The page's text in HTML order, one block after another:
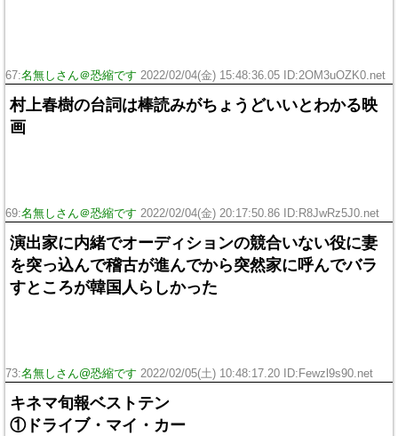
67:名無しさん＠恐縮です 2022/02/04(金) 15:48:36.05 ID:2OM3uOZK0.net
村上春樹の台詞は棒読みがちょうどいいとわかる映
画
69:名無しさん＠恐縮です 2022/02/04(金) 20:17:50.86 ID:R8JwRz5J0.net
演出家に内緒でオーディションの競合いない役に妻
を突っ込んで稽古が進んでから突然家に呼んでバラ
すところが韓国人らしかった
73:名無しさん@恐縮です 2022/02/05(土) 10:48:17.20 ID:Fewzl9s90.net
キネマ旬報ベストテン
①ドライブ・マイ・カー